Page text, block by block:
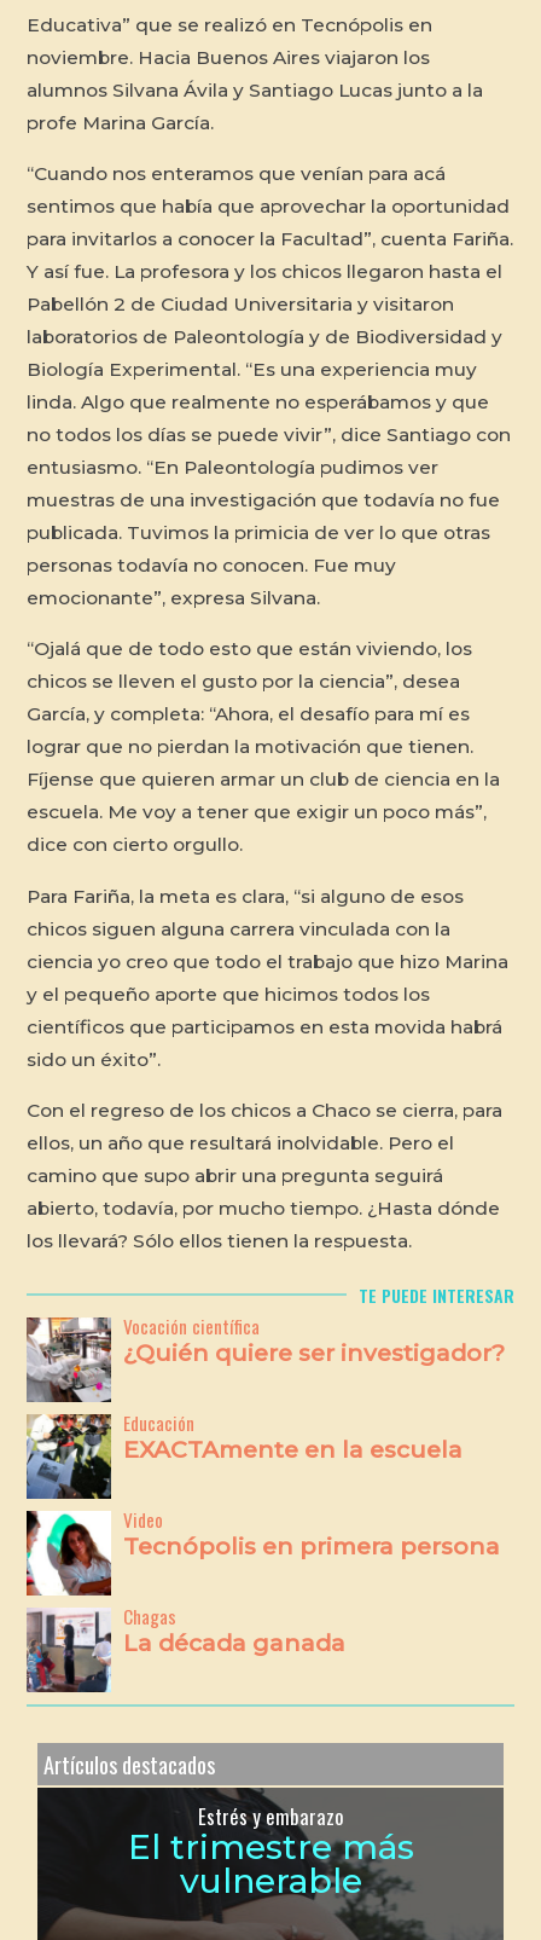
Educativa” que se realizó en Tecnópolis en
noviembre. Hacia Buenos Aires viajaron los
alumnos Silvana Ávila y Santiago Lucas junto a la
profe Marina García.
“Cuando nos enteramos que venían para acá
sentimos que había que aprovechar la oportunidad
para invitarlos a conocer la Facultad”, cuenta Fariña.
Y así fue. La profesora y los chicos llegaron hasta el
Pabellón 2 de Ciudad Universitaria y visitaron
laboratorios de Paleontología y de Biodiversidad y
Biología Experimental. “Es una experiencia muy
linda. Algo que realmente no esperábamos y que
no todos los días se puede vivir”, dice Santiago con
entusiasmo. “En Paleontología pudimos ver
muestras de una investigación que todavía no fue
publicada. Tuvimos la primicia de ver lo que otras
personas todavía no conocen. Fue muy
emocionante”, expresa Silvana.
“Ojalá que de todo esto que están viviendo, los
chicos se lleven el gusto por la ciencia”, desea
García, y completa: “Ahora, el desafío para mí es
lograr que no pierdan la motivación que tienen.
Fíjense que quieren armar un club de ciencia en la
escuela. Me voy a tener que exigir un poco más”,
dice con cierto orgullo.
Para Fariña, la meta es clara, “si alguno de esos
chicos siguen alguna carrera vinculada con la
ciencia yo creo que todo el trabajo que hizo Marina
y el pequeño aporte que hicimos todos los
científicos que participamos en esta movida habrá
sido un éxito”.
Con el regreso de los chicos a Chaco se cierra, para
ellos, un año que resultará inolvidable. Pero el
camino que supo abrir una pregunta seguirá
abierto, todavía, por mucho tiempo. ¿Hasta dónde
los llevará? Sólo ellos tienen la respuesta.
TE PUEDE INTERESAR
Vocación científica
¿Quién quiere ser investigador?
Educación
EXACTAmente en la escuela
Video
Tecnópolis en primera persona
Chagas
La década ganada
Artículos destacados
Estrés y embarazo
El trimestre más
vulnerable